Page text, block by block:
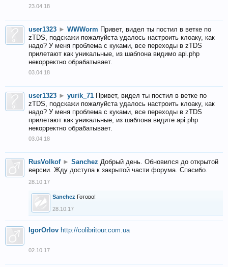
23.04.18
user1323 ► WWWorm Привет, видел ты постил в ветке по
zTDS, подскажи пожалуйста удалось настроить клоаку, как
надо? У меня проблема с куками, все переходы в zTDS
прилетают как уникальные, из шаблона видимо api.php
некорректно обрабатывает.
03.04.18
user1323 ► yurik_71 Привет, видел ты постил в ветке по
zTDS, подскажи пожалуйста удалось настроить клоаку, как
надо? У меня проблема с куками, все переходы в zTDS
прилетают как уникальные, из шаблона видите api.php
некорректно обрабатывает.
03.04.18
RusVolkof ► Sanchez Добрый день. Обновился до открытой
версии. Жду доступа к закрытой части форума. Спасибо.
28.10.17
Sanchez Готово!
28.10.17
IgorOrlov http://colibritour.com.ua
02.10.17